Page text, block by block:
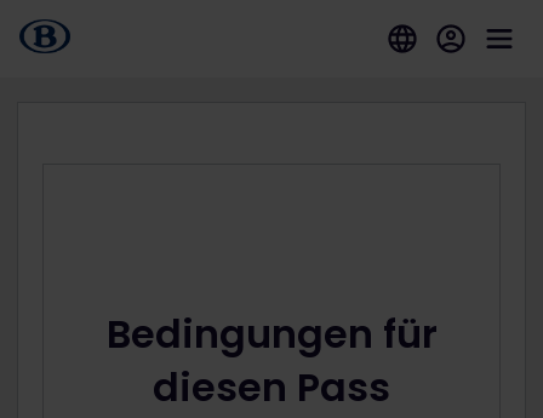
Bedingungen für
diesen Pass